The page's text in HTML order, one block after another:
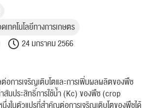
ทคโนโลยีทางการเกษตร
24 มกราคม 2566
อการเจริญเติบโตและการเพิ่มผลผลิตของพืช
าสัมประสิทธิ์การใช้น้ำ (Kc) ของพืช (crop